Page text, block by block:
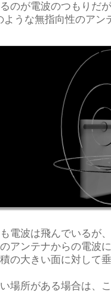
のが電波のつもりだ
ような無指向性のア
電波は飛んでいるが
アンテナからの電波
の大きい面に対して
場所がある場合は、